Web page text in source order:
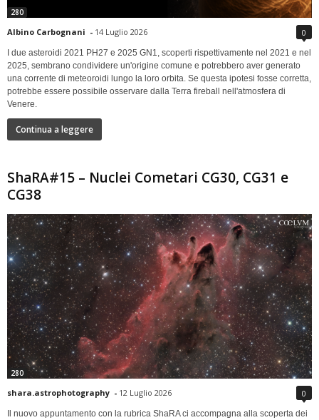
280
Albino Carbognani - 14 Luglio 2026 0
I due asteroidi 2021 PH27 e 2025 GN1, scoperti rispettivamente nel 2021 e nel
2025, sembrano condividere un'origine comune e potrebbero aver generato
una corrente di meteoroidi lungo la loro orbita. Se questa ipotesi fosse corretta,
potrebbe essere possibile osservare dalla Terra fireball nell'atmosfera di
Venere.
Continua a leggere
ShaRA#15 – Nuclei Cometari CG30, CG31 e
CG38
280
shara.astrophotography - 12 Luglio 2026 0
Il nuovo appuntamento con la rubrica ShaRA ci accompagna alla scoperta dei